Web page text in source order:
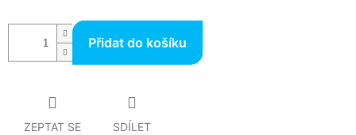
Přidat do košíku
ZEPTAT SE SDÍLET